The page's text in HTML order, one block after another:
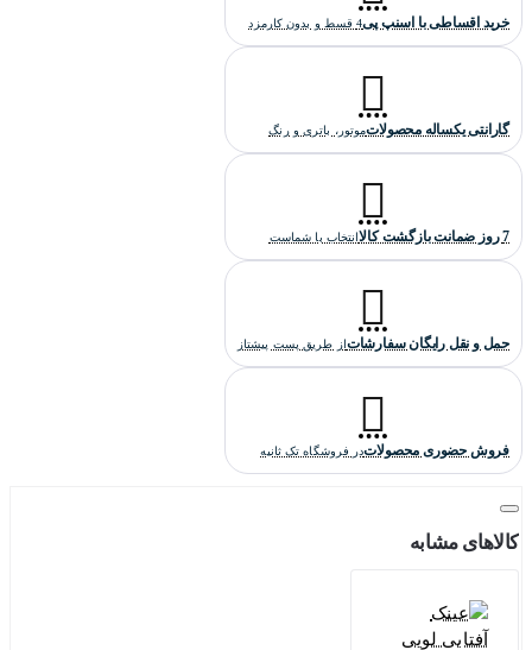
خرید اقساطی با اسنپ پی4 قسط و بدون کارمزد
گارانتی یکساله محصولاتموتور، باتری و رنگ
7 روز ضمانت بازگشت کالا انتخاب با شماست
حمل و نقل رایگان سفارشاتاز طریق پست پیشتاز
فروش حضوری محصولاتدر فروشگاه تک ثانیه
کالاهای مشابه